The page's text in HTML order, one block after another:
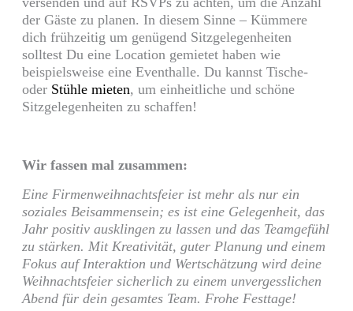
der Gäste zu planen. In diesem Sinne – Kümmere
dich frühzeitig um genügend Sitzgelegenheiten
solltest Du eine Location gemietet haben wie
beispielsweise eine Eventhalle. Du kannst Tische-
oder Stühle mieten, um einheitliche und schöne
Sitzgelegenheiten zu schaffen!
Wir fassen mal zusammen:
Eine Firmenweihnachtsfeier ist mehr als nur ein
soziales Beisammensein; es ist eine Gelegenheit, das
Jahr positiv ausklingen zu lassen und das Teamgefühl
zu stärken. Mit Kreativität, guter Planung und einem
Fokus auf Interaktion und Wertschätzung wird deine
Weihnachtsfeier sicherlich zu einem unvergesslichen
Abend für dein gesamtes Team. Frohe Festtage!